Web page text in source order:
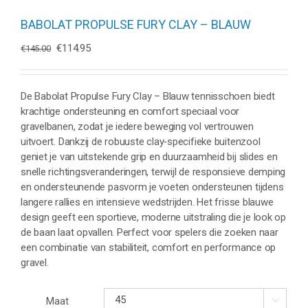
BABOLAT PROPULSE FURY CLAY – BLAUW
€145.00 Oorspronkelijke
was:
€145.00.
€114.95Huidige
is:
€114.95.
De Babolat Propulse Fury Clay – Blauw tennisschoen biedt
krachtige ondersteuning en comfort speciaal voor
gravelbanen, zodat je iedere beweging vol vertrouwen
uitvoert. Dankzij de robuuste clay‑specifieke buitenzool
geniet je van uitstekende grip en duurzaamheid bij slides en
snelle richtingsveranderingen, terwijl de responsieve demping
en ondersteunende pasvorm je voeten ondersteunen tijdens
langere rallies en intensieve wedstrijden. Het frisse blauwe
design geeft een sportieve, moderne uitstraling die je look op
de baan laat opvallen. Perfect voor spelers die zoeken naar
een combinatie van stabiliteit, comfort en performance op
gravel.
Maat 